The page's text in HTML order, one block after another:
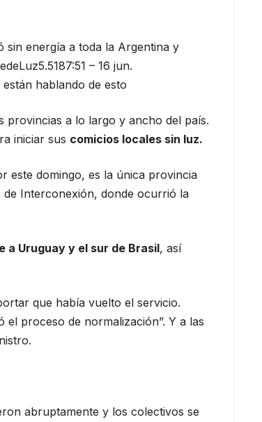
sin energía a toda la Argentina y
5.5187:51 – 16 jun.
hablando de esto
provincias a lo largo y ancho del país.
iniciar sus comicios locales sin luz.
este domingo, es la única provincia
de Interconexión, donde ocurrió la
a Uruguay y el sur de Brasil, así
que había vuelto el servicio.
el proceso de normalización”. Y a las
abruptamente y los colectivos se